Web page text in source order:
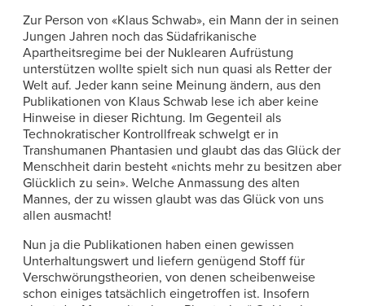
Zur Person von «Klaus Schwab», ein Mann der in seinen
Jungen Jahren noch das Südafrikanische
Apartheitsregime bei der Nuklearen Aufrüstung
unterstützen wollte spielt sich nun quasi als Retter der
Welt auf. Jeder kann seine Meinung ändern, aus den
Publikationen von Klaus Schwab lese ich aber keine
Hinweise in dieser Richtung. Im Gegenteil als
Technokratischer Kontrollfreak schwelgt er in
Transhumanen Phantasien und glaubt das das Glück der
Menschheit darin besteht «nichts mehr zu besitzen aber
Glücklich zu sein». Welche Anmassung des alten
Mannes, der zu wissen glaubt was das Glück von uns
allen ausmacht!
Nun ja die Publikationen haben einen gewissen
Unterhaltungswert und liefern genügend Stoff für
Verschwörungstheorien, von denen scheibenweise
schon einiges tatsächlich eingetroffen ist. Insofern